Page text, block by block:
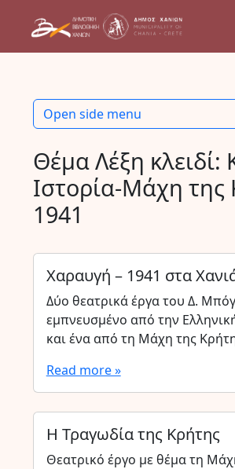
Θέμα Λέξη κλειδί:
Ιστορία-Μάχη της
1941
Χαραυγή – 1941 στα
Δύο θεατρικά έργα του Δ.
εμπνευσμένο από την
και ένα από τη Μάχη της
Read more »
Η Τραγωδία της Κρήτης
Θεατρικό έργο με θέμα τη
Open side menu